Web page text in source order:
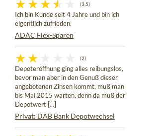
(3,5)
Ich bin Kunde seit 4 Jahre und bin ich
eigentlich zufrieden.
ADAC Flex-Sparen
(2)
Depoteröffnung ging alles reibungslos,
bevor man aber in den Genuß dieser
angebotenen Zinsen kommt, muß man
bis Mai 2015 warten, denn da muß der
Depotwert [...]
Privat: DAB Bank Depotwechsel